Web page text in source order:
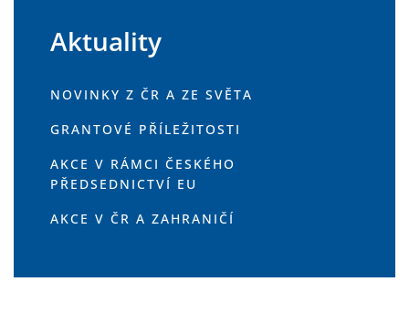
Aktuality
NOVINKY Z ČR A ZE SVĚTA
GRANTOVÉ PŘÍLEŽITOSTI
AKCE V RÁMCI ČESKÉHO
PŘEDSEDNICTVÍ EU
AKCE V ČR A ZAHRANIČÍ